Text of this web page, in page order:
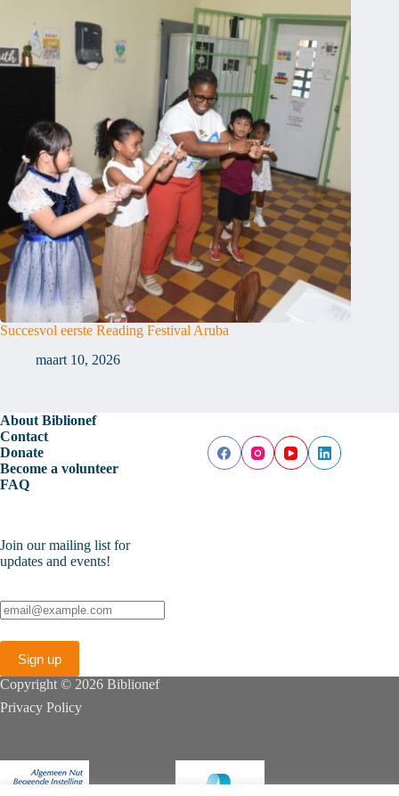
Succesvol eerste Reading Festival Aruba
maart 10, 2026
About Biblionef
Contact
Donate
Become a volunteer
FAQ
Join our mailing list for
updates and events!
Copyright © 2026 Biblionef
Privacy Policy